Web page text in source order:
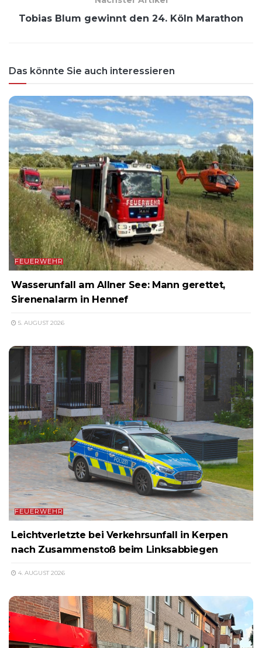
Tobias Blum gewinnt den 24. Köln Marathon
Das könnte Sie auch interessieren
FEUERWEHR
Wasserunfall am Allner See: Mann gerettet,
Sirenenalarm in Hennef
5. AUGUST 2026
FEUERWEHR
Leichtverletzte bei Verkehrsunfall in Kerpen
nach Zusammenstoß beim Linksabbiegen
4. AUGUST 2026